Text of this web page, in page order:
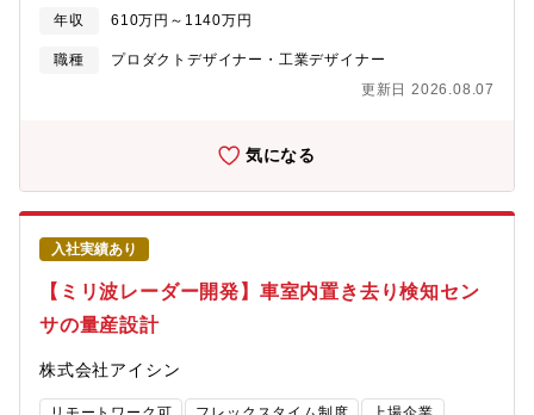
トリー・移動空間商材（ドア・ルーフ）の部品・システムを開発
するためには、車両ボデー構造の知見・設計スキルを持った人材
が必要です。人々の暮らしにを豊かにする未来のクルマを一緒に
かし、未来の移動体験を支える車目線での企画開発が可能です。
に将来のモビリティ社会に貢献できます。 職務内容2035、
2040年目線での未来のモビリティ社会の予測から、ヒト・モノの
移動を支える新たなモビリティのボデー構造の企画・開発、試作
品の作成・評価を担当していただきます。具体的な業務内容未来
のモビリティのエントリー・移動空間の商品企画ドア・ルーフ領
域のボデー構造設計、開閉機構設計(CATIA)社内外連携による企画
開発
年収 610万円～1140万円
職種
プロダクトデザイナー・工業デザイナー
更新日 2026.08.07
気になる
入社実績あり
【ミリ波レーダー開発】車室内置き去り検知セン
サの量産設計
株式会社アイシン